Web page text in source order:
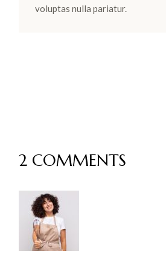
voluptas nulla pariatur.
2 COMMENTS